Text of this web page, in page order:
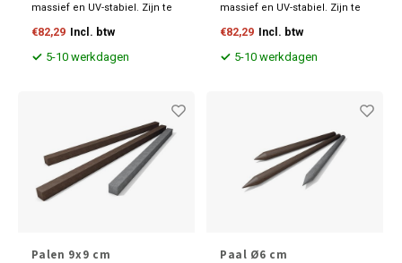
massief en UV-stabiel. Zijn te
leverbaar in diverse
maatvoeringen en kleuren.
€82,29 Incl. btw
5-10 werkdagen
massief en UV-stabiel. Zijn te
leverbaar in diverse
maatvoeringen en kleuren.
€82,29 Incl. btw
5-10 werkdagen
Palen 9x9 cm Paal Ø6 cm